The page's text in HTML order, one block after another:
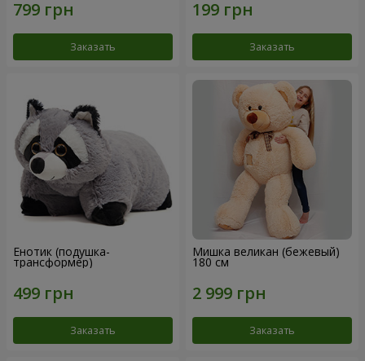
Заказать Заказать
Енотик (подушка-
трансформер)
Заказать
Мишка великан (бежевый)
180 см
Заказать